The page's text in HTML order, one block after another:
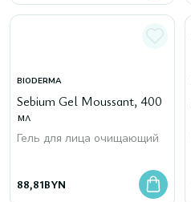
BIODERMA
Sebium Gel Moussant, 400
мл
Гель для лица очищающий
88,81BYN